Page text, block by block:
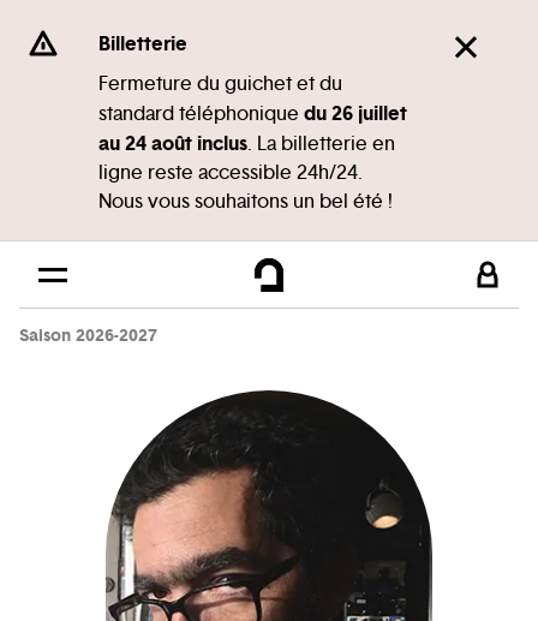
Se rendre au
Contenu principal
Pied de page
Billetterie
Fermeture du guichet et du
standard téléphonique du 26 juillet
au 24 août inclus. La billetterie en
ligne reste accessible 24h/24.
Nous vous souhaitons un bel été !
Saison 2026-2027